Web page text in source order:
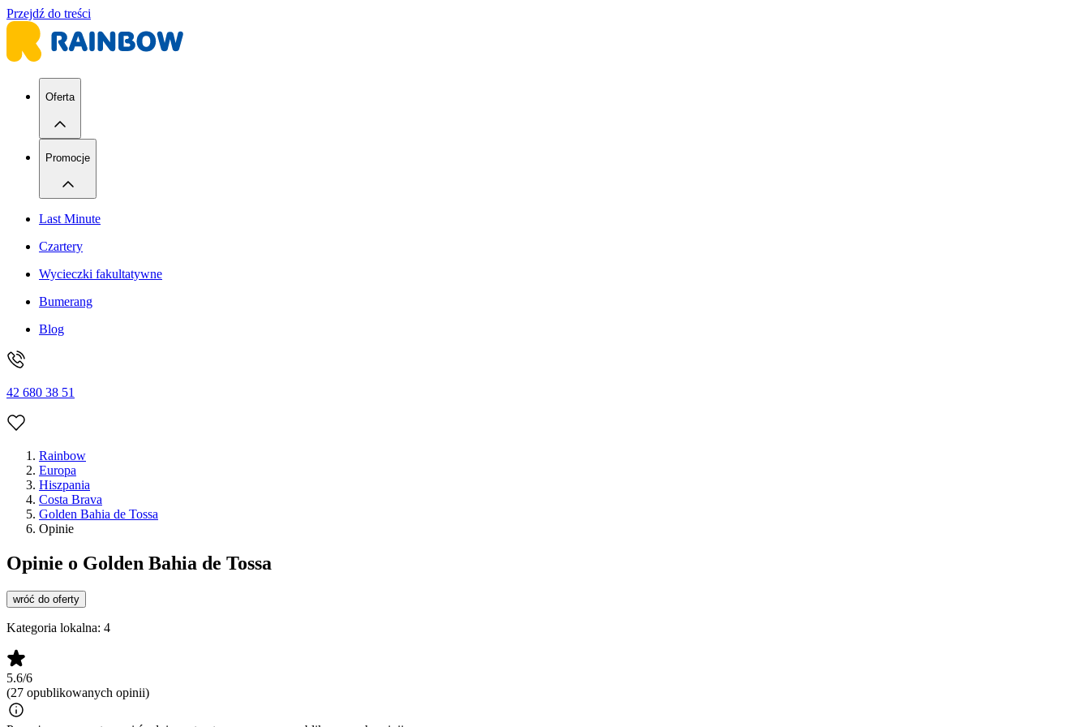
Przejdź do treści
Oferta
Promocje
Last Minute
Czartery
Wycieczki fakultatywne
Bumerang
Blog
42 680 38 51
Rainbow
Europa
Hiszpania
Costa Brava
Golden Bahia de Tossa
Opinie
Opinie o Golden Bahia de Tossa
wróć do oferty
Kategoria lokalna: 4
5.6/6
(27 opublikowanych opinii)